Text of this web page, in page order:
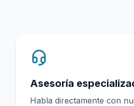
Asesoría
Habla directamente con